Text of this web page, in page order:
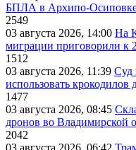
БПЛА в Архипо-
2549
03 августа 2026, 14:00 На
миграции приговорили к
1512
03 августа 2026, 11:39 Суд
использовать
1477
03 августа 2026, 08:45
дронов во Владимирской
2042
03 августа 2026, 06:42